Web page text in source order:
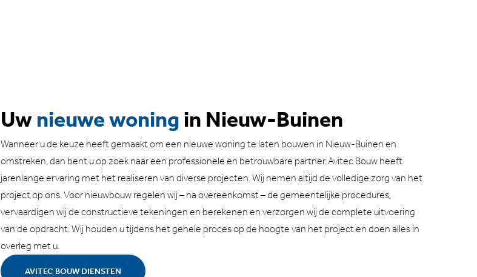
Uw nieuwe woning in Nieuw-Buinen
Wanneer u de keuze heeft gemaakt om een nieuwe woning te laten bouwen in Nieuw-Buinen en
omstreken, dan bent u op zoek naar een professionele en betrouwbare partner. Avitec Bouw heeft
jarenlange ervaring met het realiseren van diverse projecten. Wij nemen altijd de volledige zorg van het
project op ons. Voor nieuwbouw regelen wij – na overeenkomst – de gemeentelijke procedures,
vervaardigen wij de constructieve tekeningen en berekenen en verzorgen wij de complete uitvoering
van de opdracht. Wij houden u tijdens het gehele proces op de hoogte van het project en doen alles in
overleg met u.
AVITEC BOUW DIENSTEN